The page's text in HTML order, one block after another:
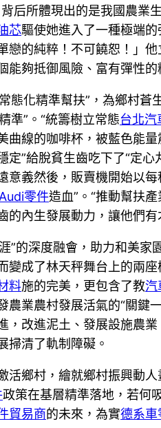
后所體現出的是我國農業
芯驅使她進入了一種極端
戀的純粹！不可饒恕！」
能夠抵御風險、富有彈性的
態化精準幫扶”，為鄉村
準”。“統籌樹立常態台北汽
曲線的咖啡杯，被藍色能
定”給脫貧生齒吃下了“定
意義然後，販賣機開始以
零件造血”。“推動幫扶
的內生發展動力，讓他們
”的深度融會，助力和美
變成了林天秤舞台上的兩
料施的完美，更包含了教汽
農業農村發展活氣的“關鍵
，改進泥土、發展設施農
掃清了軌制障礙。
活鄉村，繪就鄉村振興動
政策在基層精準落地，若何
貿易商的未來，為實德系車